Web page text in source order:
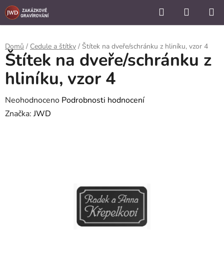
```
Přejít
na
Hledat
KOŠÍK
Domů / Cedule a štítky / Štítek na dveře/schránku z hliníku, vzor 4
Štítek na dveře/schránku z
hliníku, vzor 4
Průměrné
hodnocení
Neohodnoceno Podrobnosti hodnocení
Značka:JWD